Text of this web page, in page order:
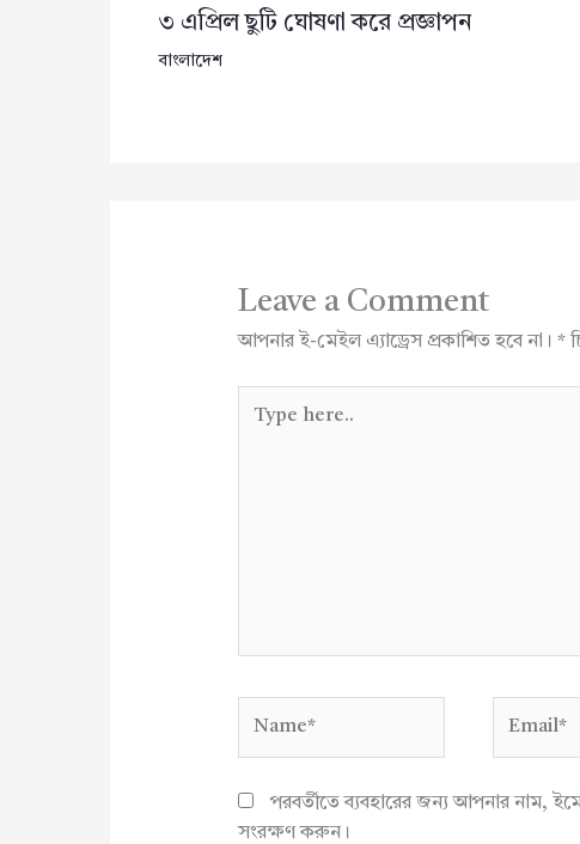
৩ এপ্রিল ছুটি ঘোষণা করে প্রজ্ঞাপন
বাংলাদেশ
Leave a Comment
আপনার ই-মেইল এ্যাড্রেস প্রকাশিত হবে না। *
here..
পরবর্তীতে ব্যবহারের জন্য আপনার নাম,
সংরক্ষণ করুন।